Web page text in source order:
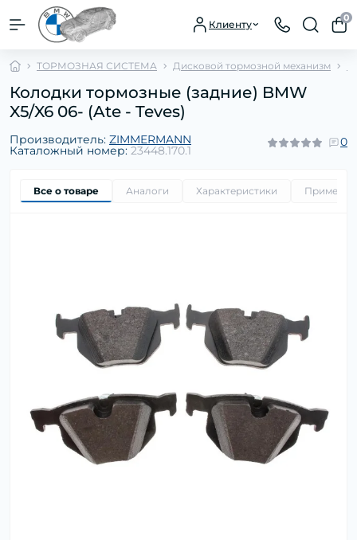
Клиенту
0
ТОРМОЗНАЯ СИСТЕМА Дисковой тормозной механизм
Колодки тормозные (задние) BMW
X5/X6 06- (Ate - Teves)
Производитель: ZIMMERMANN
Каталожный номер: 23448.170.1
0
Все о товаре Аналоги Характеристики